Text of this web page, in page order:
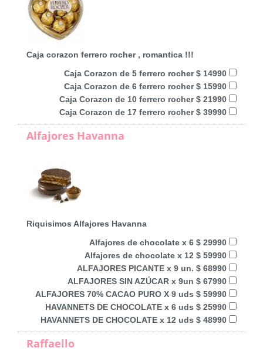
Caja corazon ferrero rocher , romantica !!!
Caja Corazon de 5 ferrero rocher $ 14990
Caja Corazon de 6 ferrero rocher $ 15990
Caja Corazon de 10 ferrero rocher $ 21990
Caja Corazon de 17 ferrero rocher $ 39990
Alfajores Havanna
Riquisimos Alfajores Havanna
Alfajores de chocolate x 6 $ 29990
Alfajores de chocolate x 12 $ 59990
ALFAJORES PICANTE x 9 un. $ 68990
ALFAJORES SIN AZÚCAR x 9un $ 67990
ALFAJORES 70% CACAO PURO X 9 uds $ 59990
HAVANNETS DE CHOCOLATE x 6 uds $ 25990
HAVANNETS DE CHOCOLATE x 12 uds $ 48990
Raffaello